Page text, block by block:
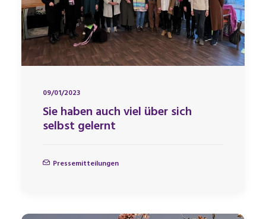
09/01/2023
Sie haben auch viel über sich
selbst gelernt
Pressemitteilungen